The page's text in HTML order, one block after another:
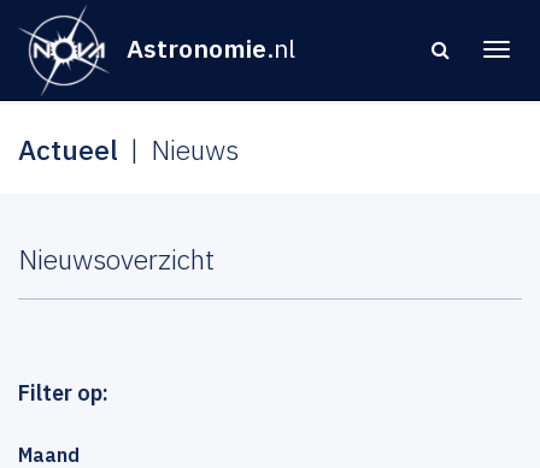
Astronomie.nl
Actueel Nieuws
Nieuwsoverzicht
Filter op:
Maand